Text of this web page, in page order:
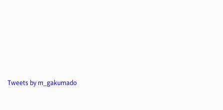
Tweets by m_gakumado